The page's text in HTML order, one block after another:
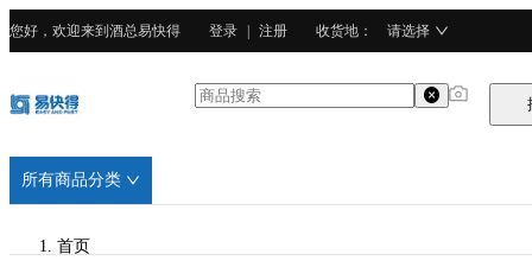
您好，欢迎来到酒总易快得 登录 注册 收货地 ： 请选择
所有商品分类
首页